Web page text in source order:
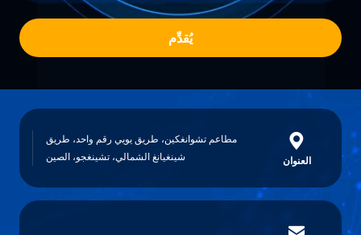
يُقدِّم
العنوان
مطاعم تشوانغكين، طريق يويي رقم واحد، طريق
شينغيانغ الشمالي، تشينغجو، الصين